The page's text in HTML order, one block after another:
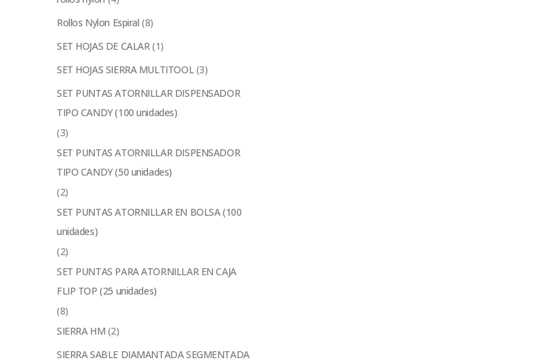
Rollos Nylon Espiral (8)
SET HOJAS DE CALAR (1)
SET HOJAS SIERRA MULTITOOL (3)
SET PUNTAS ATORNILLAR DISPENSADOR
TIPO CANDY (100 unidades)
(3)
SET PUNTAS ATORNILLAR DISPENSADOR
TIPO CANDY (50 unidades)
(2)
SET PUNTAS ATORNILLAR EN BOLSA (100
unidades)
(2)
SET PUNTAS PARA ATORNILLAR EN CAJA
FLIP TOP (25 unidades)
(8)
SIERRA HM (2)
SIERRA SABLE DIAMANTADA SEGMENTADA